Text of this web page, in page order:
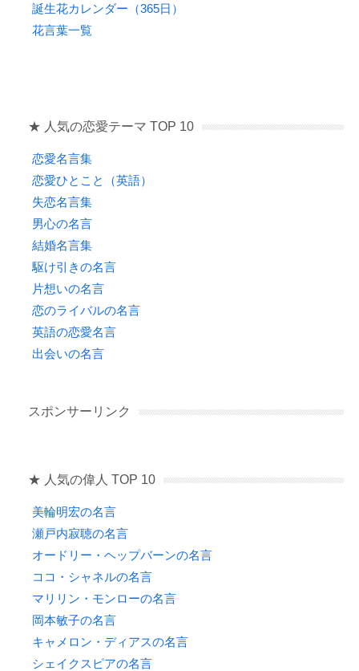
誕生花カレンダー（365日）
花言葉一覧
★ 人気の恋愛テーマ TOP 10
恋愛名言集
恋愛ひとこと（英語）
失恋名言集
男心の名言
結婚名言集
駆け引きの名言
片想いの名言
恋のライバルの名言
英語の恋愛名言
出会いの名言
スポンサーリンク
★ 人気の偉人 TOP 10
美輪明宏の名言
瀬戸内寂聴の名言
オードリー・ヘップバーンの名言
ココ・シャネルの名言
マリリン・モンローの名言
岡本敏子の名言
キャメロン・ディアスの名言
シェイクスピアの名言